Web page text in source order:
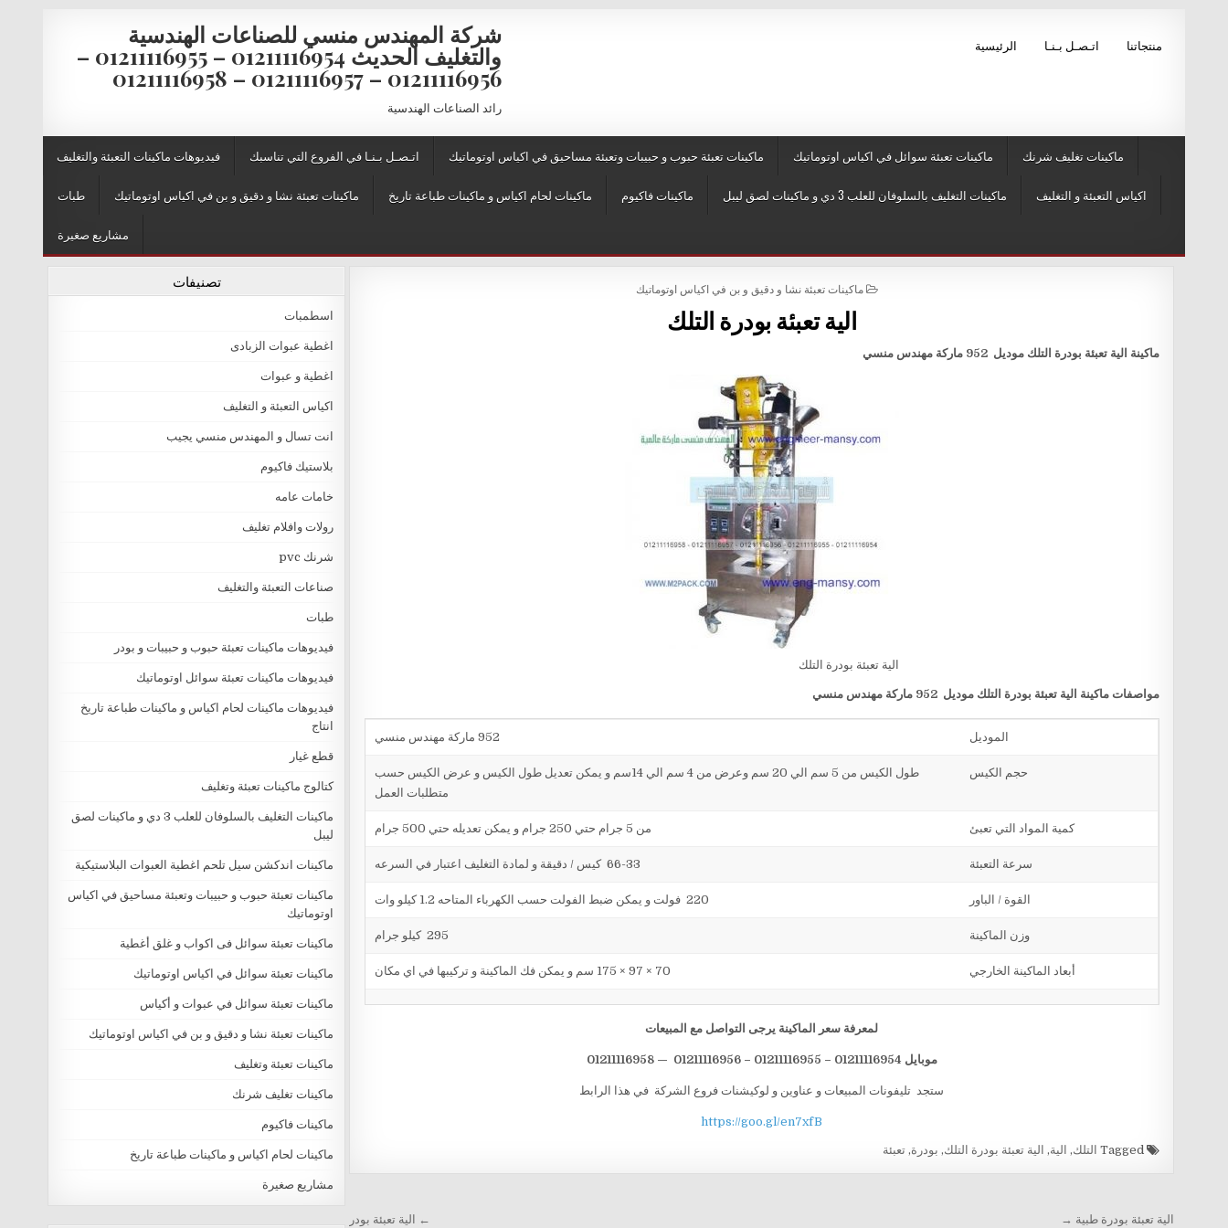
شركة المهندس منسي للصناعات الهندسية
والتغليف الحديث 01211116954 – 01211116955 –
01211116956 – 01211116957 – 01211116958
رائد الصناعات الهندسية
الرئيسية اتـصـل بـنـا منتجاتنا
فيديوهات ماكينات التعبئة والتغليف اتـصـل بـنـا في الفروع التي تناسبك ماكينات تعبئة حبوب و حبيبات وتعبئة مساحيق في اكياس اوتوماتيك ماكينات تعبئة سوائل في اكياس اوتوماتيك ماكينات تغليف شرنك
طبات ماكينات تعبئة نشا و دقيق و بن في اكياس اوتوماتيك ماكينات لحام اكياس و ماكينات طباعة تاريخ ماكينات فاكيوم ماكينات التغليف بالسلوفان للعلب 3 دي و ماكينات لصق ليبل اكياس التعبئة و التغليف
مشاريع صغيرة
POSTED IN
ماكينات تعبئة نشا و دقيق و بن في اكياس اوتوماتيك
الية تعبئة بودرة التلك
ماكينة الية تعبئة بودرة التلك موديل 952 ماركة مهندس منسي
الية تعبئة بودرة التلك
مواصفات ماكينة الية تعبئة بودرة التلكموديل 952 ماركة مهندس منسي
الموديل 952 ماركة مهندس منسي
حجم الكيس
طول الكيس من 5 سم الي 20 سم وعرض من 4 سم الي 14سم و يمكن تعديل طول الكيس و عرض الكيس حسب
متطلبات العمل
كمية المواد التي تعبئ من 5 جرام حتي 250 جرام و يمكن تعديله حتي 500 جرام
سرعة التعبئة 66-33 كيس / دقيقة و لمادة التغليف اعتبار في السرعه
القوة / الباور 220 فولت و يمكن ضبط الفولت حسب الكهرباء المتاحه 1.2 كيلو وات
وزن الماكينة 295 كيلو جرام
أبعاد الماكينة الخارجي 70 × 97 × 175 سم و يمكن فك الماكينة و تركيبها في اي مكان
لمعرفة سعر الماكينة يرجى التواصل مع المبيعات
موبايل 01211116954 – 01211116955 – 01211116956 — 01211116958
ستجد تليفونات المبيعات و عناوين و لوكيشنات فروع الشركة في هذا الرابط
https://goo.gl/en7xfB
Tagged التلك, الية, الية تعبئة بودرة التلك, بودرة,تعبئة
← الية تعبئة بودر الية تعبئة بودرة طبية →
تصنيفات
اسطمبات
اغطية عبوات الزبادى
اغطية و عبوات
اكياس التعبئة و التغليف
انت تسال و المهندس منسي يجيب
بلاستيك فاكيوم
خامات عامه
رولات وافلام تغليف
شرنك pvc
صناعات التعبئة والتغليف
طبات
فيديوهات ماكينات تعبئة حبوب و حبيبات و بودر
فيديوهات ماكينات تعبئة سوائل اوتوماتيك
فيديوهات ماكينات لحام اكياس و ماكينات طباعة تاريخ
انتاج
قطع غيار
كتالوج ماكينات تعبئة وتغليف
ماكينات التغليف بالسلوفان للعلب 3 دي و ماكينات لصق
ليبل
ماكينات اندكشن سيل تلحم اغطية العبوات البلاستيكية
ماكينات تعبئة حبوب و حبيبات وتعبئة مساحيق في اكياس
اوتوماتيك
ماكينات تعبئة سوائل فى اكواب و غلق أغطية
ماكينات تعبئة سوائل في اكياس اوتوماتيك
ماكينات تعبئة سوائل في عبوات و أكياس
ماكينات تعبئة نشا و دقيق و بن في اكياس اوتوماتيك
ماكينات تعبئة وتغليف
ماكينات تغليف شرنك
ماكينات فاكيوم
ماكينات لحام اكياس و ماكينات طباعة تاريخ
مشاريع صغيرة